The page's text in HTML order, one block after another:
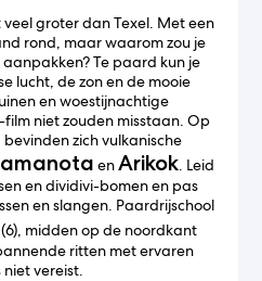
groter dan Texel. Met een
rond, maar waarom zou je
Te paard kun je
lucht, de zon en de mooie
en woestijnachtige
niet zouden misstaan. Op
zich vulkanische
enArikok . Leid
en dividivi-bomen en pas
en slangen. Paardrijschool
(6), midden op de noordkant
ritten met ervaren
vereist.